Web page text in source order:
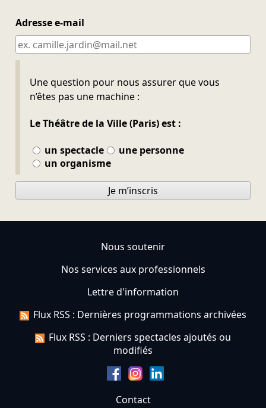
Adresse e-mail
Une question pour nous assurer que vous
n’êtes pas une machine :
Le Théâtre de la Ville (Paris) est :
un spectacle
une personne
un organisme
Ne pas remplir
Je m’inscris
Nous soutenir
Nos services aux professionnels
Lettre d'information
Flux RSS : Dernières programmations archivées
Flux RSS : Derniers spectacles ajoutés ou
modifiés
Contact